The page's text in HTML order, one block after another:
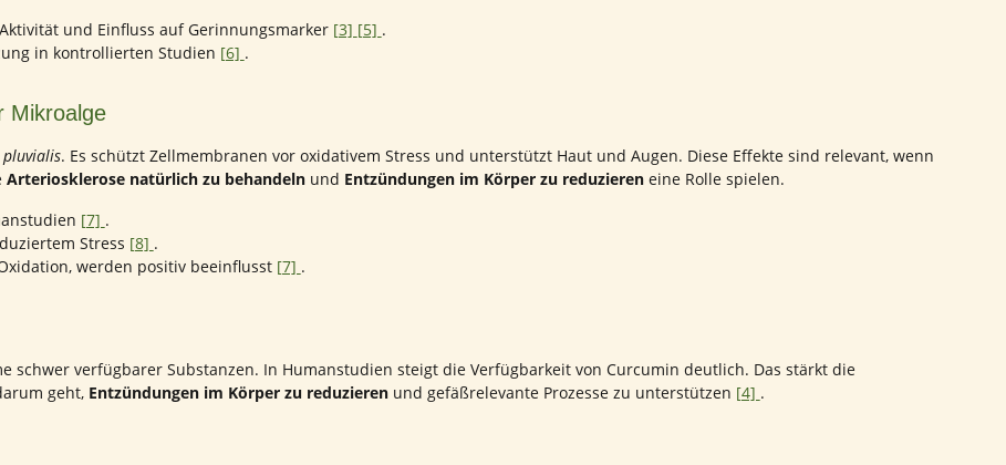
und Einfluss auf Gerinnungsmarker [3] [5] .
in kontrollierten Studien [6] .
Mikroalge
pluvialis. Es schützt Zellmembranen vor oxidativem Stress und unterstützt Haut und Augen. Diese Effekte sind relevant, wenn
Arteriosklerose natürlich zu behandelnund Entzündungen im Körper zu reduziereneine Rolle spielen.
[7] .
Stress [8] .
werden positiv beeinflusst [7] .
schwer verfügbarer Substanzen. In Humanstudien steigt die Verfügbarkeit von Curcumin deutlich. Das stärkt die
geht, Entzündungen im Körper zu reduzierenund gefäßrelevante Prozesse zu unterstützen [4] .